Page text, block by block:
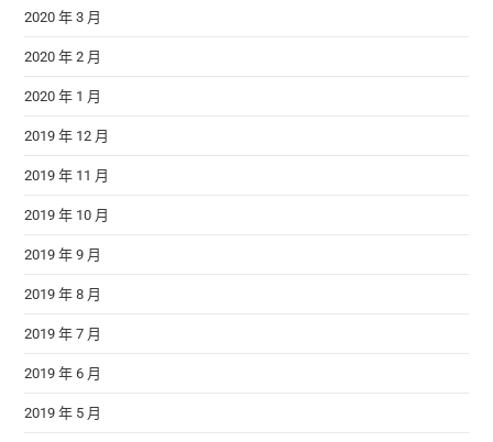
2020 年 3 月
2020 年 2 月
2020 年 1 月
2019 年 12 月
2019 年 11 月
2019 年 10 月
2019 年 9 月
2019 年 8 月
2019 年 7 月
2019 年 6 月
2019 年 5 月